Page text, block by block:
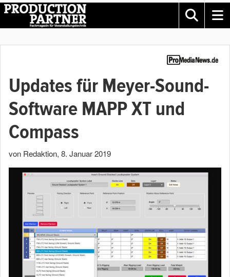
Updates für Meyer-Sound-
Software MAPP XT und
Compass
von Redaktion, 8. Januar 2019